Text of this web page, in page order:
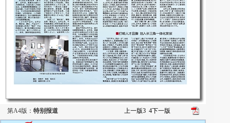
第A4版： 特别报道 上一版3 4下一版